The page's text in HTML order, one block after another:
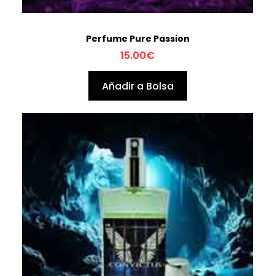
Perfume Pure Passion
15.00€
Añadir a Bolsa